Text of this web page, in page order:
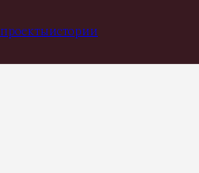
проектыистории